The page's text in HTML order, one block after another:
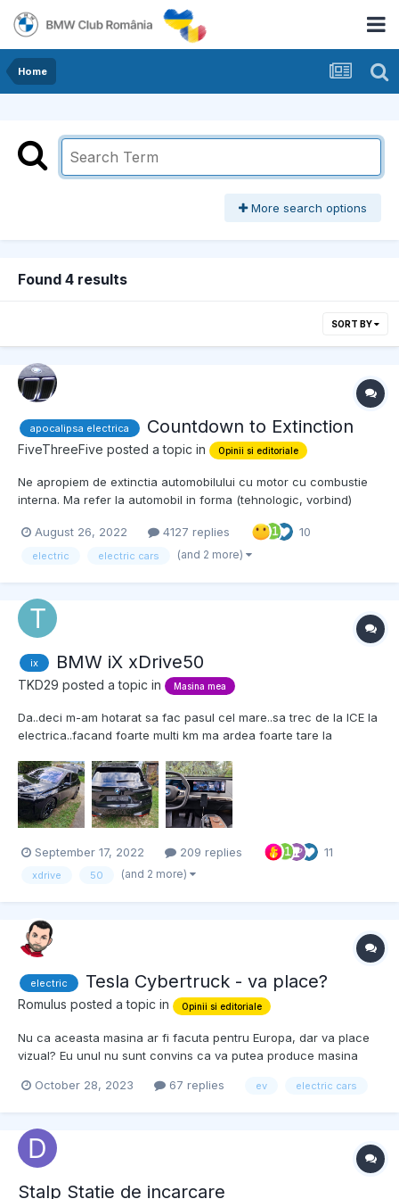
Home
More search options
Found 4 results
SORT BY
apocalipsa electrica Countdown to Extinction
FiveThreeFive posted a topic in Opinii si editoriale
Ne apropiem de extinctia automobilului cu motor cu combustie
interna. Ma refer la automobil in forma (tehnologic, vorbind)
termene. Astfel de automobile nu se vor mai vinde in Norvegia
din 2025, in UK incepand cu 2030, in California s...
August 26, 2022 4127 replies 10
electric electric cars (and 2 more)
ix BMW iX xDrive50
TKD29 posted a topic in Masina mea
Da..deci m-am hotarat sa fac pasul cel mare..sa trec de la ICE la
electrica..facand foarte multi km ma ardea foarte tare la
m-am apucat sa caut sa vad ce electrica mi-as putea cumpara..
aveam cateva cerinte de la ea: sa fie mare,...
September 17, 2022 209 replies 11
xdrive 50 (and 2 more)
electric Tesla Cybertruck - va place?
Romulus posted a topic in Opinii si editoriale
Nu ca aceasta masina ar fi facuta pentru Europa, dar va place
vizual? Eu unul nu sunt convins ca va putea produce masina
October 28, 2023
67 replies ev electric cars
Stalp Statie de incarcare